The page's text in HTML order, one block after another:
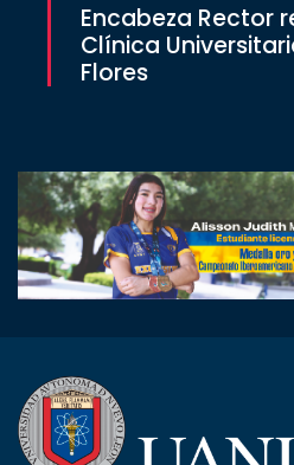
Encabeza Rector
Clínica
Flores